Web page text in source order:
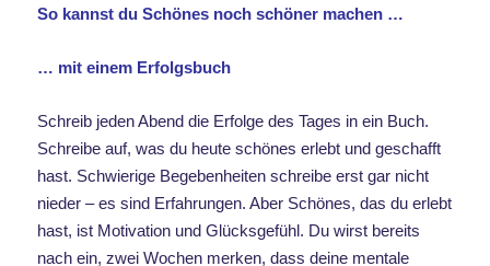
So kannst du Schönes noch schöner machen …
… mit einem Erfolgsbuch
Schreib jeden Abend die Erfolge des Tages in ein Buch.
Schreibe auf, was du heute schönes erlebt und geschafft
hast. Schwierige Begebenheiten schreibe erst gar nicht
nieder – es sind Erfahrungen. Aber Schönes, das du erlebt
hast, ist Motivation und Glücksgefühl. Du wirst bereits
nach ein, zwei Wochen merken, dass deine mentale